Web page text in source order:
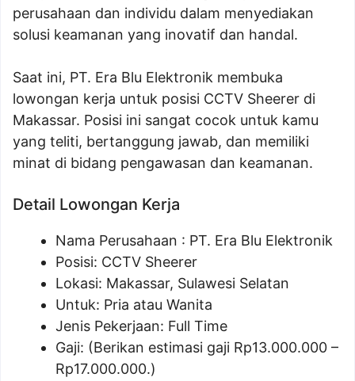
perusahaan dan individu dalam menyediakan
solusi keamanan yang inovatif dan handal.
Saat ini, PT. Era Blu Elektronik membuka
lowongan kerja untuk posisi CCTV Sheerer di
Makassar. Posisi ini sangat cocok untuk kamu
yang teliti, bertanggung jawab, dan memiliki
minat di bidang pengawasan dan keamanan.
Detail Lowongan Kerja
Nama Perusahaan : PT. Era Blu Elektronik
Posisi: CCTV Sheerer
Lokasi: Makassar, Sulawesi Selatan
Untuk: Pria atau Wanita
Jenis Pekerjaan: Full Time
Gaji: (Berikan estimasi gaji Rp13.000.000 –
Rp17.000.000.)